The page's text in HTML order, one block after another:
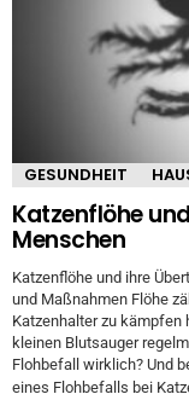
GESUNDHEIT
Katzenflöhe
Menschen
Katzenflöhe und ihre
und Maßnahmen Flöhe
Katzenhalter zu kämpfen
kleinen Blutsauger
Flohbefall wirklich? Und
eines Flohbefalls bei